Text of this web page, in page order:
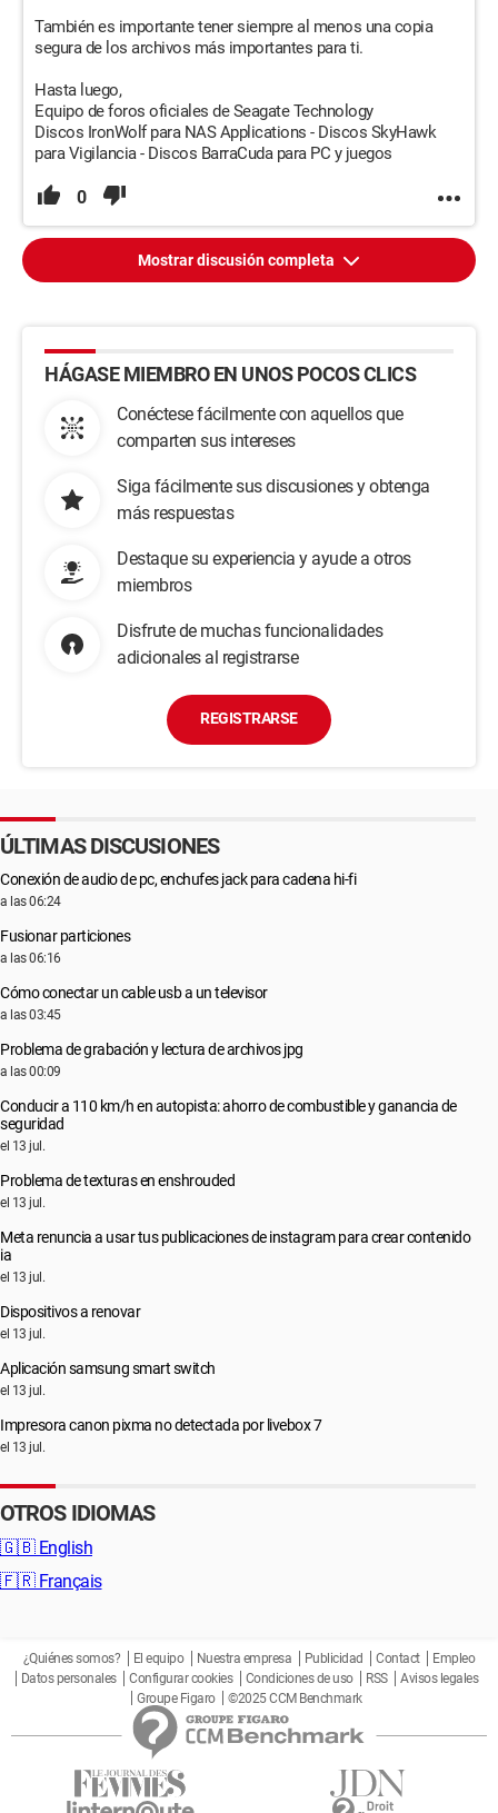
También es importante tener siempre al menos una copia
segura de los archivos más importantes para ti.
Hasta luego,
Equipo de foros oficiales de Seagate Technology
Discos IronWolf para NAS Applications - Discos SkyHawk
para Vigilancia - Discos BarraCuda para PC y juegos
0
Mostrar discusión completa
HÁGASE MIEMBRO EN UNOS POCOS CLICS
Conéctese fácilmente con aquellos que
comparten sus intereses
Siga fácilmente sus discusiones y obtenga
más respuestas
Destaque su experiencia y ayude a otros
miembros
Disfrute de muchas funcionalidades
adicionales al registrarse
REGISTRARSE
ÚLTIMAS DISCUSIONES
Conexión de audio de pc, enchufes jack para cadena hi-fi
a las 06:24
Fusionar particiones
a las 06:16
Cómo conectar un cable usb a un televisor
a las 03:45
Problema de grabación y lectura de archivos jpg
a las 00:09
Conducir a 110 km/h en autopista: ahorro de combustible y ganancia de
seguridad
el 13 jul.
Problema de texturas en enshrouded
el 13 jul.
Meta renuncia a usar tus publicaciones de instagram para crear contenido
ia
el 13 jul.
Dispositivos a renovar
el 13 jul.
Aplicación samsung smart switch
el 13 jul.
Impresora canon pixma no detectada por livebox 7
el 13 jul.
OTROS IDIOMAS
🇬🇧 English
🇫🇷 Français
¿Quiénes somos? El equipo Nuestra empresa Publicidad Contact
Empleo
Datos personales
Configurar cookies Condiciones de uso RSS
Avisos legales
Groupe Figaro
©2025 CCM Benchmark